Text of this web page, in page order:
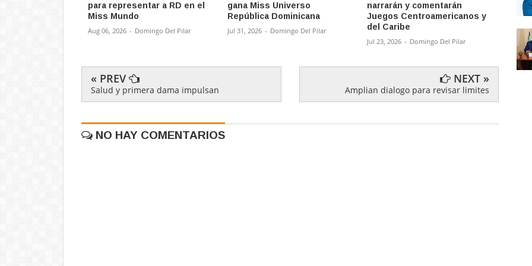
para representar a RD en el
Miss Mundo
Aug 06, 2026 - Domingo Del Pilar
gana Miss Universo
República Dominicana
Jul 31, 2026 - Domingo Del Pilar
narrarán y comentarán
Juegos Centroamericanos y
del Caribe
Jul 23, 2026 - Domingo Del Pilar
Jul 23,
« PREV
Salud y primera dama impulsan
NEXT »
Amplian dialogo para revisar limites
NO HAY COMENTARIOS